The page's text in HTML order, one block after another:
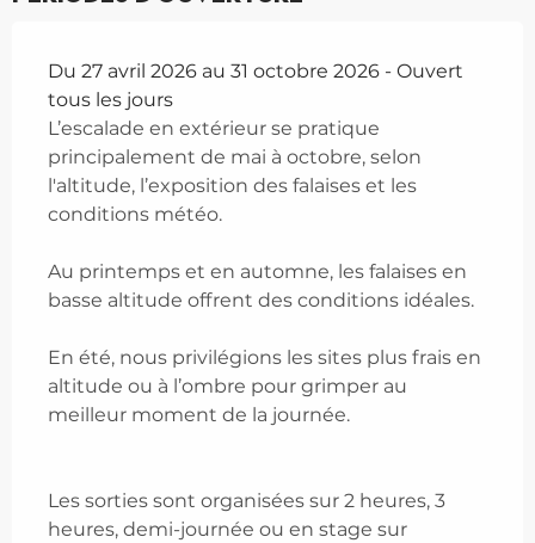
Du 27 avril 2026 au 31 octobre 2026 - Ouvert
tous les jours
L’escalade en extérieur se pratique
principalement de mai à octobre, selon
l'altitude, l’exposition des falaises et les
conditions météo.
Au printemps et en automne, les falaises en
basse altitude offrent des conditions idéales.
En été, nous privilégions les sites plus frais en
altitude ou à l’ombre pour grimper au
meilleur moment de la journée.
Les sorties sont organisées sur 2 heures, 3
heures, demi-journée ou en stage sur